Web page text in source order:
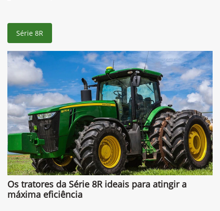
Série 8R
Os tratores da Série 8R ideais para atingir a
máxima eficiência